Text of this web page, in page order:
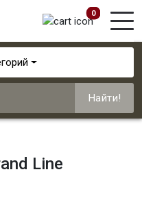
0
Найти!
Line